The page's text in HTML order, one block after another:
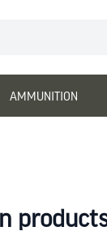
AMMUNITION